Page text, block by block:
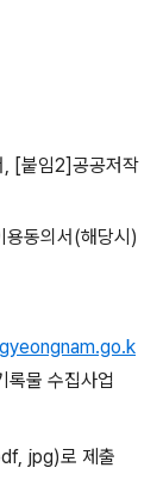
, [붙임2]공공저작
용동의서(해당시 )
록물 수집사업
jpg)로 제출